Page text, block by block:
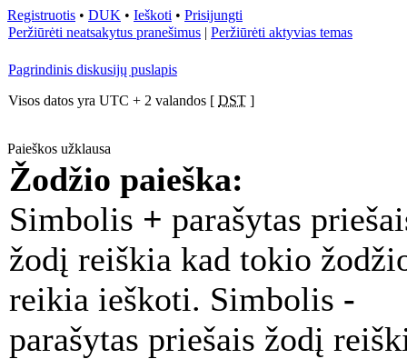
Registruotis • DUK • Ieškoti • Prisijungti
Peržiūrėti neatsakytus pranešimus | Peržiūrėti aktyvias temas
Pagrindinis diskusijų puslapis
Visos datos yra UTC + 2 valandos [ DST ]
Paieškos užklausa
Žodžio paieška:
Simbolis + parašytas
žodį reiškia kad tokio
reikia ieškoti. Simbolis -
parašytas priešais žodį